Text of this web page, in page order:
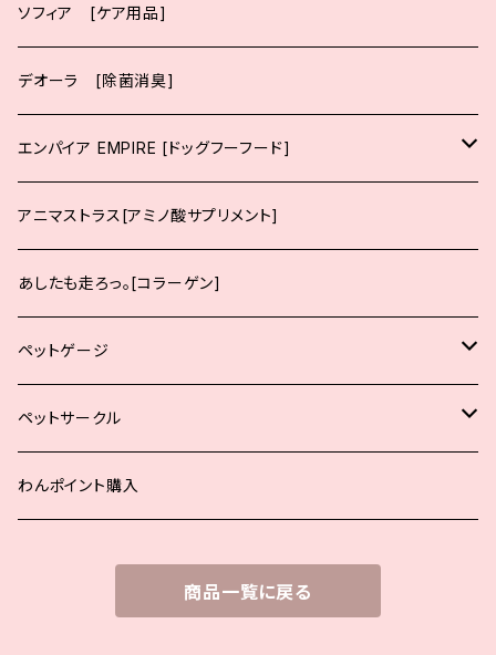
大粒
ポーク
小粒
ポーク
ソフィア [ケア用品]
デオーラ [除菌消臭]
エンパイア EMPIRE [ドッグフーフード]
生後12ヶ月までの子犬向け
生後12ヶ月までの中大型犬の子犬向け
生後12ヶ月からの成犬向け
生後12ヶ月からの中大型犬の成犬向け
シニア犬、肥満犬、去勢避妊後
アニマストラス[アミノ酸サプリメント]
あしたも走ろっ。[コラーゲン]
ペットゲージ
小型犬用
中型犬用
オプションパーツ
ペットサークル
小型犬用
わんポイント購入
商品一覧に戻る